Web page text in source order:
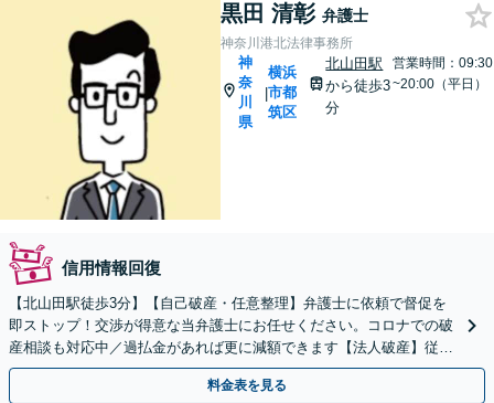
黒田 清彰 弁護士
神奈川港北法律事務所
神
奈
川
県
|
横浜
市都
筑区
北山田駅
から徒歩3
分
営業時間：09:30
~20:00（平日）
信用情報回復
【北山田駅徒歩3分】【自己破産・任意整理】弁護士に依頼で督促を
即ストップ！交渉が得意な当弁護士にお任せください。コロナでの破
産相談も対応中／過払金があれば更に減額できます【法人破産】従業
員の対応なども相談できます。事態が悪化する前に相談を！
料金表を見る